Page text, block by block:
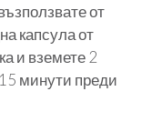
от
капсула от
и вземете 2
минути преди